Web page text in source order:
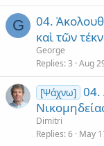
G
04.
καὶ τῶν
George
Replies 3 Aug
[Ψάχνω] 04.
Dimitri
Replies 6 May